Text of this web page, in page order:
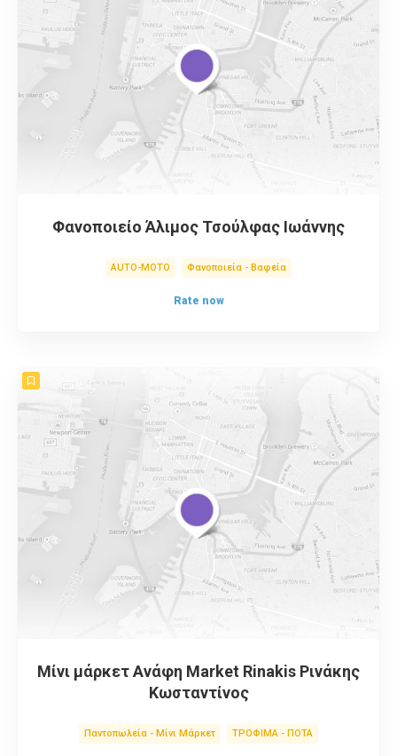
Φανοποιείο Άλιμος Τσούλφας Ιωάννης
AUTO-MOTO Φανοποιεία - Βαφεία
Rate now
Μίνι μάρκετ Ανάφη Market Rinakis Ρινάκης
Κωσταντίνος
Παντοπωλεία - Μίνι Μάρκετ ΤΡΟΦΙΜΑ - ΠΟΤΑ